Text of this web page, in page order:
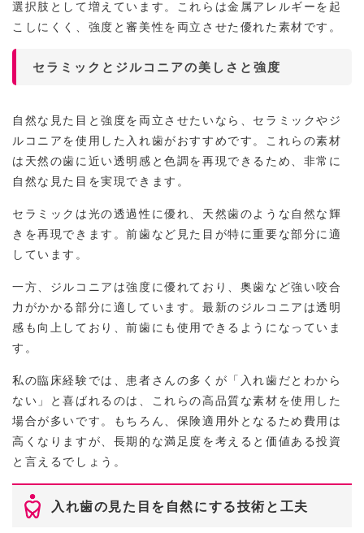
選択肢として増えています。これらは金属アレルギーを起
こしにくく、強度と審美性を両立させた優れた素材です。
セラミックとジルコニアの美しさと強度
自然な見た目と強度を両立させたいなら、セラミックやジ
ルコニアを使用した入れ歯がおすすめです。これらの素材
は天然の歯に近い透明感と色調を再現できるため、非常に
自然な見た目を実現できます。
セラミックは光の透過性に優れ、天然歯のような自然な輝
きを再現できます。前歯など見た目が特に重要な部分に適
しています。
一方、ジルコニアは強度に優れており、奥歯など強い咬合
力がかかる部分に適しています。最新のジルコニアは透明
感も向上しており、前歯にも使用できるようになっていま
す。
私の臨床経験では、患者さんの多くが「入れ歯だとわから
ない」と喜ばれるのは、これらの高品質な素材を使用した
場合が多いです。もちろん、保険適用外となるため費用は
高くなりますが、長期的な満足度を考えると価値ある投資
と言えるでしょう。
入れ歯の見た目を自然にする技術と工夫